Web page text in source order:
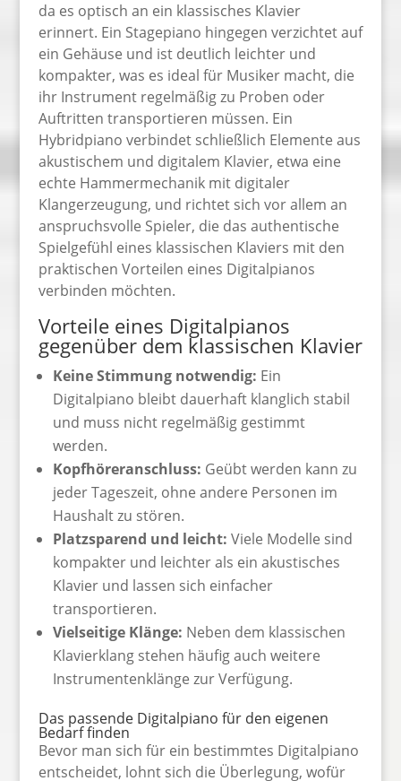
da es optisch an ein klassisches Klavier
erinnert. Ein Stagepiano hingegen verzichtet auf
ein Gehäuse und ist deutlich leichter und
kompakter, was es ideal für Musiker macht, die
ihr Instrument regelmäßig zu Proben oder
Auftritten transportieren müssen. Ein
Hybridpiano verbindet schließlich Elemente aus
akustischem und digitalem Klavier, etwa eine
echte Hammermechanik mit digitaler
Klangerzeugung, und richtet sich vor allem an
anspruchsvolle Spieler, die das authentische
Spielgefühl eines klassischen Klaviers mit den
praktischen Vorteilen eines Digitalpianos
verbinden möchten.
Vorteile eines Digitalpianos
gegenüber dem klassischen Klavier
Keine Stimmung notwendig: Ein
Digitalpiano bleibt dauerhaft klanglich stabil
und muss nicht regelmäßig gestimmt
werden.
Kopfhöreranschluss: Geübt werden kann zu
jeder Tageszeit, ohne andere Personen im
Haushalt zu stören.
Platzsparend und leicht: Viele Modelle sind
kompakter und leichter als ein akustisches
Klavier und lassen sich einfacher
transportieren.
Vielseitige Klänge: Neben dem klassischen
Klavierklang stehen häufig auch weitere
Instrumentenklänge zur Verfügung.
Das passende Digitalpiano für den eigenen
Bedarf finden
Bevor man sich für ein bestimmtes Digitalpiano
entscheidet, lohnt sich die Überlegung, wofür